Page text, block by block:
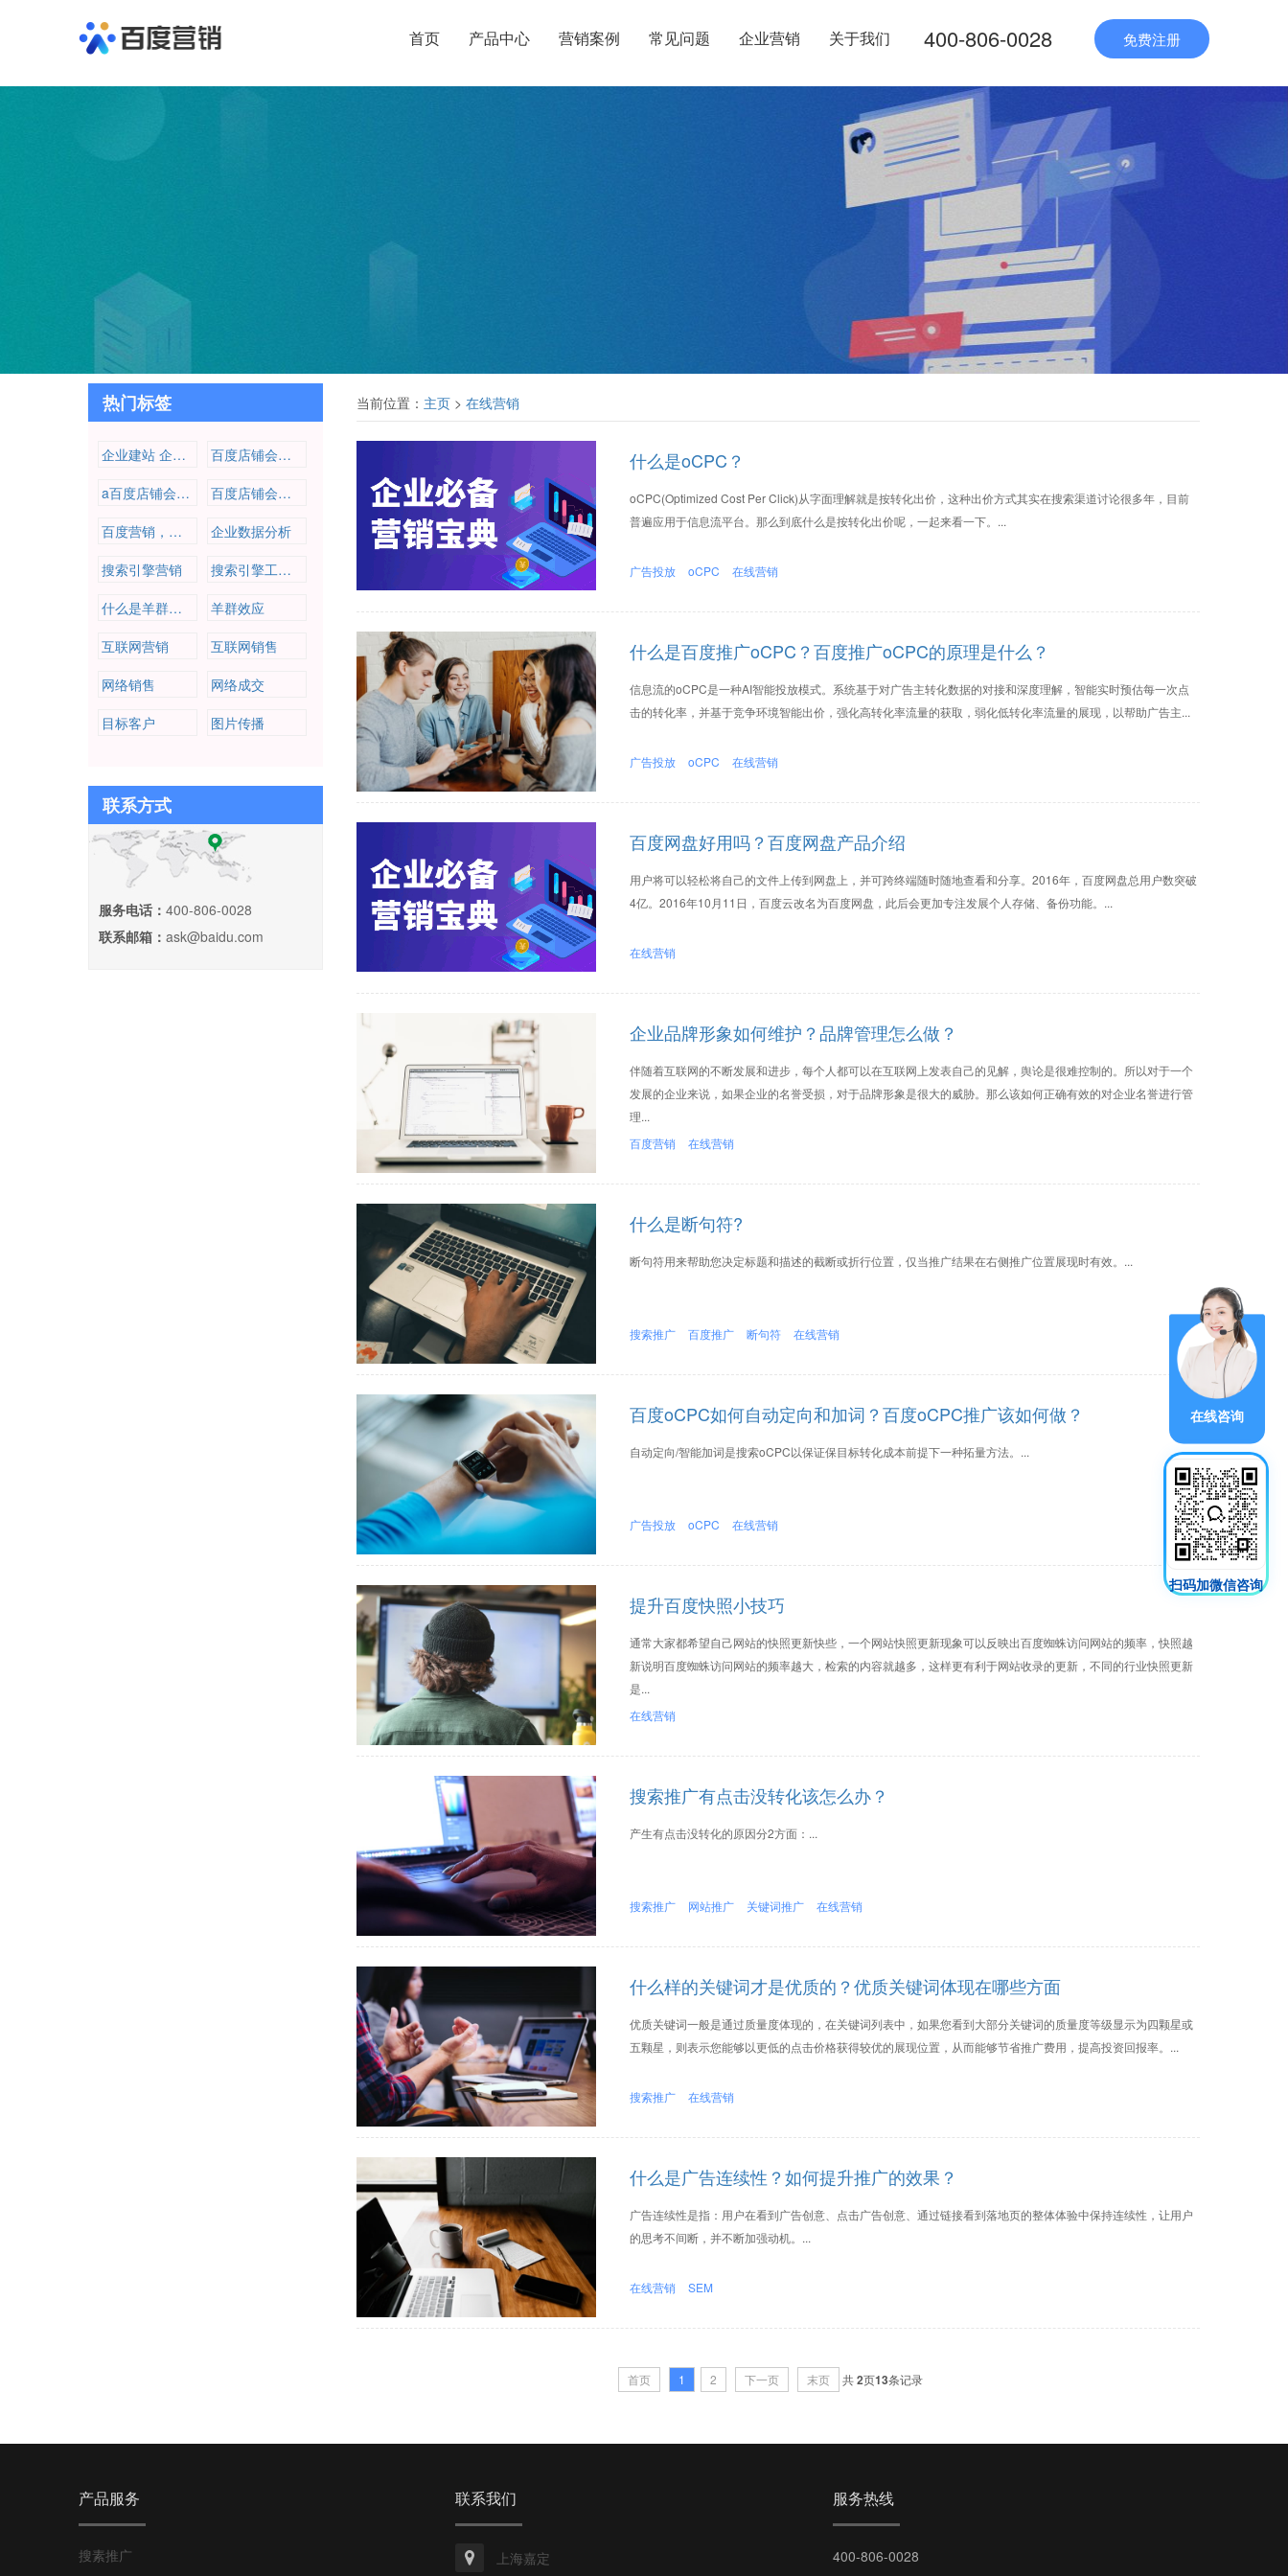
首页 产品中心 营销案例 常见问题 企业营销 关于我们 400-806-0028 免费注册
当前位置： 主页 > 在线营销
什么是oCPC？
oCPC(Optimized Cost Per Click)从字面理解就是按转化出价，这种出价方式其实在搜索渠道讨论很多年，目前
普遍应用于信息流平台。那么到底什么是按转化出价呢，一起来看一下。...
广告投放 oCPC 在线营销
什么是百度推广oCPC？百度推广oCPC的原理是什么？
信息流的oCPC是一种AI智能投放模式。系统基于对广告主转化数据的对接和深度理解，智能实时预估每一次点
击的转化率，并基于竞争环境智能出价，强化高转化率流量的获取，弱化低转化率流量的展现，以帮助广告主...
广告投放 oCPC 在线营销
百度网盘好用吗？百度网盘产品介绍
用户将可以轻松将自己的文件上传到网盘上，并可跨终端随时随地查看和分享。2016年，百度网盘总用户数突破
4亿。2016年10月11日，百度云改名为百度网盘，此后会更加专注发展个人存储、备份功能。...
在线营销
企业品牌形象如何维护？品牌管理怎么做？
伴随着互联网的不断发展和进步，每个人都可以在互联网上发表自己的见解，舆论是很难控制的。所以对于一个
发展的企业来说，如果企业的名誉受损，对于品牌形象是很大的威胁。那么该如何正确有效的对企业名誉进行管
理...
百度营销
在线营销
什么是断句符?
断句符用来帮助您决定标题和描述的截断或折行位置，仅当推广结果在右侧推广位置展现时有效。...
搜索推广 百度推广 断句符 在线营销
百度oCPC如何自动定向和加词？百度oCPC推广该如何做？
自动定向/智能加词是搜索oCPC以保证保目标转化成本前提下一种拓量方法。...
广告投放 oCPC 在线营销
提升百度快照小技巧
通常大家都希望自己网站的快照更新快些，一个网站快照更新现象可以反映出百度蜘蛛访问网站的频率，快照越
新说明百度蜘蛛访问网站的频率越大，检索的内容就越多，这样更有利于网站收录的更新，不同的行业快照更新
是...
在线营销
搜索推广有点击没转化该怎么办？
产生有点击没转化的原因分2方面：...
搜索推广 网站推广 关键词推广 在线营销
什么样的关键词才是优质的？优质关键词体现在哪些方面
优质关键词一般是通过质量度体现的，在关键词列表中，如果您看到大部分关键词的质量度等级显示为四颗星或
五颗星，则表示您能够以更低的点击价格获得较优的展现位置，从而能够节省推广费用，提高投资回报率。...
搜索推广 在线营销
什么是广告连续性？如何提升推广的效果？
广告连续性是指：用户在看到广告创意、点击广告创意、通过链接看到落地页的整体体验中保持连续性，让用户
的思考不间断，并不断加强动机。...
在线营销 SEM
首页 1 2 下一页 末页 共2页13条记录
热门标签
企业建站 企业营销 爱番番
百度店铺会员，百度营销，百度推广，企业推广，公司营销推广
a百度店铺会员，百度营销，百度推广，企业推广，公司营销推广
百度店铺会员，百度营销，百度推广，企业推广，公司营销推广
百度营销，百度推广，企业推广，公司营销推广
企业数据分析
搜索引擎营销
搜索引擎工作原理
什么是羊群效应
羊群效应
互联网营销
互联网销售
网络销售
网络成交
目标客户
图片传播
联系方式
服务电话： 400-806-0028
联系邮箱： ask@baidu.com
产品服务
搜素推广
联系我们
上海嘉定
服务热线
400-806-0028
在线咨询
扫码加微信咨询